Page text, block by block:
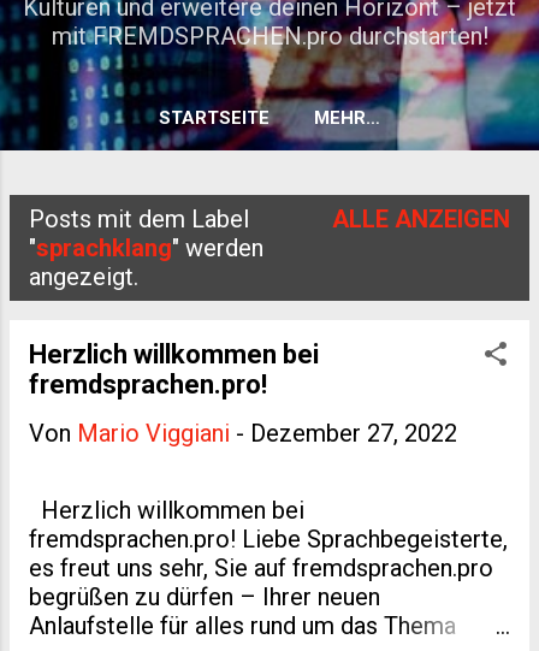
Kulturen und erweitere deinen Horizont – jetzt
mit FREMDSPRACHEN.pro durchstarten!
STARTSEITE MEHR…
P
Posts mit dem Label
"sprachklang" werden
angezeigt.
ALLE ANZEIGEN
Herzlich willkommen bei
fremdsprachen.pro!
Von Mario Viggiani - Dezember 27, 2022
Herzlich willkommen bei
fremdsprachen.pro! Liebe Sprachbegeisterte,
es freut uns sehr, Sie auf fremdsprachen.pro
begrüßen zu dürfen – Ihrer neuen
Anlaufstelle für alles rund um das Thema